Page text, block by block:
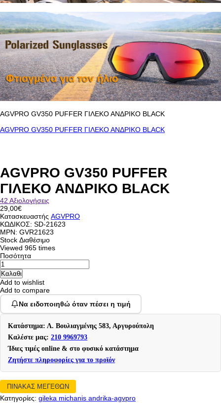
AGVPRO GV350 PUFFER ΓΙΛΕΚΟ ΑΝΔΡΙΚΟ BLACK
AGVPRO GV350 PUFFER ΓΙΛΕΚΟ ΑΝΔΡΙΚΟ BLACK
AGVPRO GV350 PUFFER
ΓΙΛΕΚΟ ΑΝΔΡΙΚΟ BLACK
42 Αξιολογήσεις
29,00€
Κατασκευαστής AGVPRO
ΚΩΔΙΚΟΣ: SD-21623
MPN: GVR21623
Stock Διαθέσιμο
Viewed 965 times
Ποσότητα
Add to wishlist
Add to compare
Να ειδοποιηθώ όταν πέσει η τιμή
Κατάστημα: Λ. Βουλιαγμένης 583, Αργυρούπολη
Καλέστε μας: 210 9969793
Ίδιες τιμές online & στο φυσικό κατάστημα
Ζητήστε πληροφορίες για το προϊόν
ΠΙΝΑΚΑΣ ΜΕΓΕΘΩΝ
Κατηγορίες: gileka michanis andrika-agvpro